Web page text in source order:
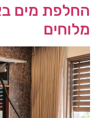
החלפת מים
מלוחים